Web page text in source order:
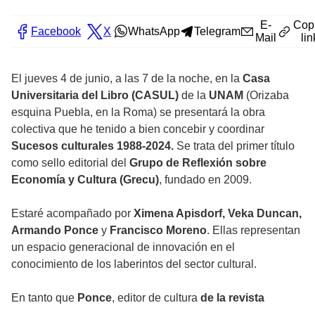
Facebook X WhatsApp Telegram
E-
Mail
El jueves 4 de junio, a las 7 de la noche, en la Casa
Universitaria del Libro (CASUL) de la UNAM (Orizaba
esquina Puebla, en la Roma) se presentará la obra
colectiva que he tenido a bien concebir y coordinar
Sucesos culturales 1988-2024. Se trata del primer título
como sello editorial del Grupo de Reflexión sobre
Economía y Cultura (Grecu), fundado en 2009.
Estaré acompañado por Ximena Apisdorf, Veka Duncan,
Armando Ponce y Francisco Moreno. Ellas representan
un espacio generacional de innovación en el
conocimiento de los laberintos del sector cultural.
En tanto que Ponce, editor de cultura de la revista